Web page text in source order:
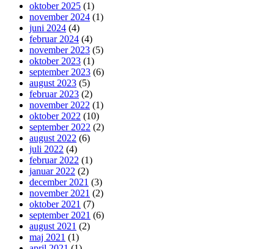
oktober 2025 (1)
november 2024 (1)
juni 2024 (4)
februar 2024 (4)
november 2023 (5)
oktober 2023 (1)
september 2023 (6)
august 2023 (5)
februar 2023 (2)
november 2022 (1)
oktober 2022 (10)
september 2022 (2)
august 2022 (6)
juli 2022 (4)
februar 2022 (1)
januar 2022 (2)
december 2021 (3)
november 2021 (2)
oktober 2021 (7)
september 2021 (6)
august 2021 (2)
maj 2021 (1)